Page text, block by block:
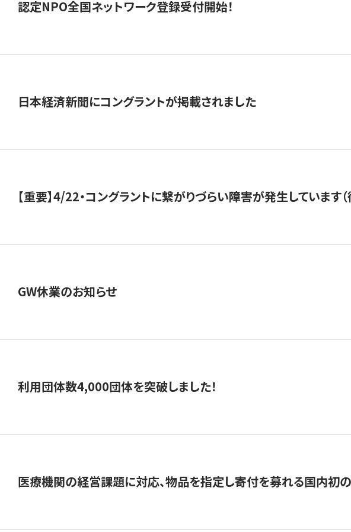
認定NPO全国ネットワーク登録受付開始！
日本経済新聞にコングラントが掲載されました
【重要】4/22・コングラントに繋がりづらい障害が発生しています（
GW休業のお知らせ
利用団体数4,000団体を突破しました！
医療機関の経営課題に対応、物品を指定し寄付を募れる国内初の